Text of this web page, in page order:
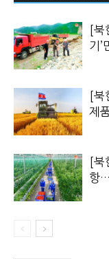
[북
기’
[북
제
[북
항